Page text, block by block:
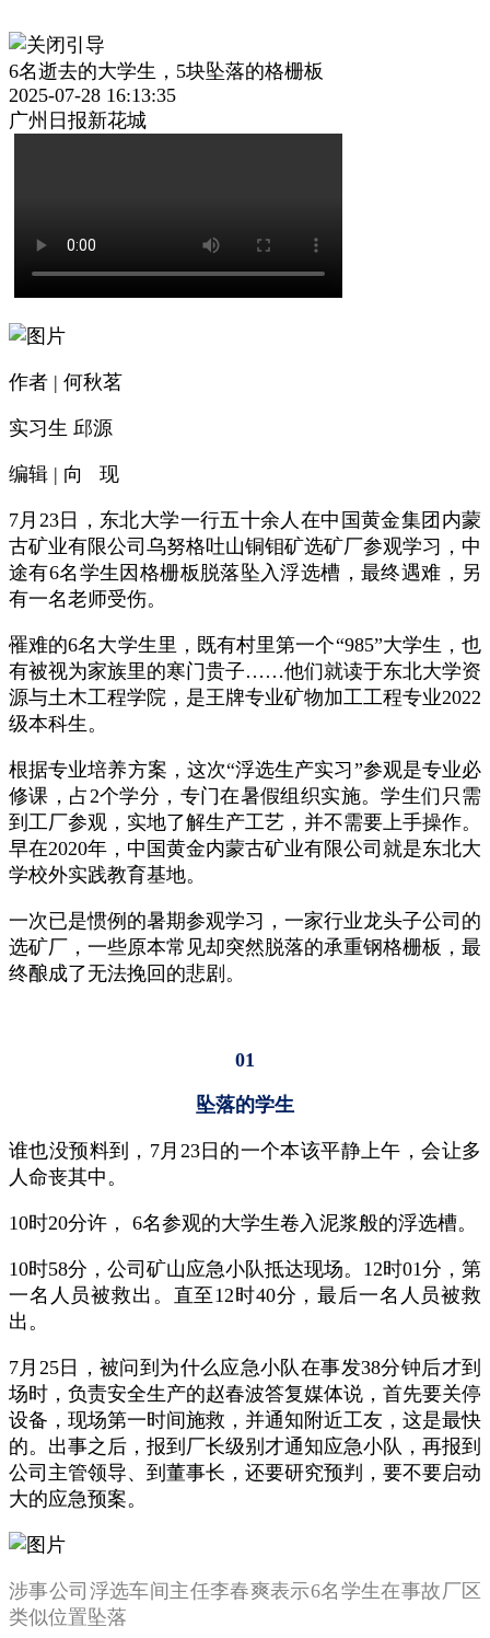
6名逝去的大学生，5块坠落的格栅板
2025-07-28 16:13:35
广州日报新花城
作者 | 何秋茗
实习生 邱源
编辑 | 向 现
7月23日，东北大学一行五十余人在中国⻩金集团内蒙
古矿业有限公司乌努格吐山铜钼矿选矿厂参观学习，中
途有6名学生因格栅板脱落坠入浮选槽，最终遇难，另
有一名老师受伤。
罹难的6名大学生里，既有村里第一个“985”大学生，也
有被视为家族里的寒门贵子……他们就读于东北大学资
源与土木工程学院，是王牌专业矿物加工工程专业2022
级本科生。
根据专业培养方案，这次“浮选生产实习”参观是专业必
修课，占2个学分，专门在暑假组织实施。学生们只需
到工厂参观，实地了解生产工艺，并不需要上手操作。
早在2020年，中国⻩金内蒙古矿业有限公司就是东北大
学校外实践教育基地。
一次已是惯例的暑期参观学习，一家行业龙头子公司的
选矿厂，一些原本常见却突然脱落的承重钢格栅板，最
终酿成了无法挽回的悲剧。
01
坠落的学生
谁也没预料到，7月23日的一个本该平静上午，会让多
人命丧其中。
10时20分许， 6名参观的大学生卷入泥浆般的浮选槽。
10时58分，公司矿山应急小队抵达现场。12时01分，第
一名人员被救出。直至12时40分，最后一名人员被救
出。
7月25日，被问到为什么应急小队在事发38分钟后才到
场时，负责安全生产的赵春波答复媒体说，首先要关停
设备，现场第一时间施救，并通知附近工友，这是最快
的。出事之后，报到厂长级别才通知应急小队，再报到
公司主管领导、到董事长，还要研究预判，要不要启动
大的应急预案。
涉事公司浮选车间主任李春爽表示6名学生在事故厂区
类似位置坠落